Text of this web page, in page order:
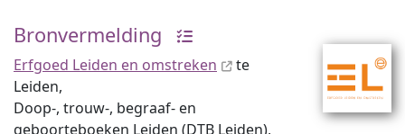
Bronvermelding
Erfgoed Leiden en omstreken
te
Leiden,
Doop-, trouw-, begraaf- en
geboorteboeken Leiden (DTB Leiden),